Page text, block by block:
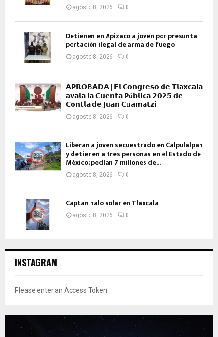
agosto 8, 2026 0
Detienen en Apizaco a joven por presunta
portación ilegal de arma de fuego
agosto 8, 2026 0
𝗔𝗣𝗥𝗢𝗕𝗔𝗗𝗔 | 𝗘𝗹 𝗖𝗼𝗻𝗴𝗿𝗲𝘀𝗼 𝗱𝗲 𝗧𝗹𝗮𝘅𝗰𝗮𝗹𝗮
𝗮𝘃𝗮𝗹𝗮 𝗹𝗮 𝗖𝘂𝗲𝗻𝘁𝗮 𝗣ú𝗯𝗹𝗶𝗰𝗮 𝟮𝟬𝟮𝟱 𝗱𝗲
𝗖𝗼𝗻𝘁𝗹𝗮 𝗱𝗲 𝗝𝘂𝗮𝗻 𝗖𝘂𝗮𝗺𝗮𝘁𝘇𝗶
agosto 8, 2026 0
Liberan a joven secuestrado en Calpulalpan
y detienen a tres personas en el Estado de
México; pedían 7 millones de...
agosto 8, 2026 0
Captan halo solar en Tlaxcala
agosto 8, 2026 0
INSTAGRAM
Please enter an Access Token